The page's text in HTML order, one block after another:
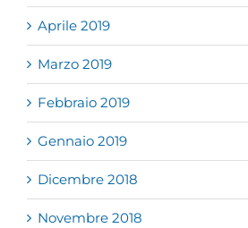
Aprile 2019
Marzo 2019
Febbraio 2019
Gennaio 2019
Dicembre 2018
Novembre 2018